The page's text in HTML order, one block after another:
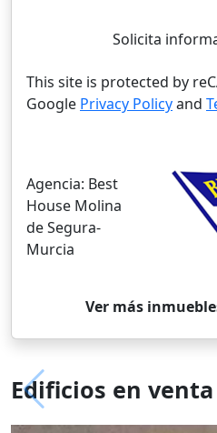
Solicita
This site is protected by
Google Privacy Policyand
Agencia: Best
House Molina
de Segura-
Murcia
Ver más
Edificios en